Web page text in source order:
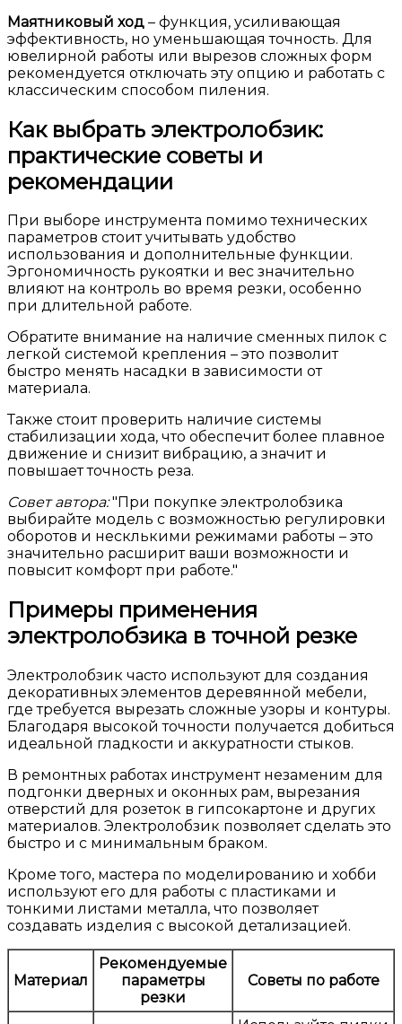
Маятниковый ход – функция, усиливающая
эффективность, но уменьшающая точность. Для
ювелирной работы или вырезов сложных форм
рекомендуется отключать эту опцию и работать с
классическим способом пиления.
Как выбрать электролобзик:
практические советы и
рекомендации
При выборе инструмента помимо технических
параметров стоит учитывать удобство
использования и дополнительные функции.
Эргономичность рукоятки и вес значительно
влияют на контроль во время резки, особенно
при длительной работе.
Обратите внимание на наличие сменных пилок с
легкой системой крепления – это позволит
быстро менять насадки в зависимости от
материала.
Также стоит проверить наличие системы
стабилизации хода, что обеспечит более плавное
движение и снизит вибрацию, а значит и
повышает точность реза.
Совет автора:
При покупке электролобзика
выбирайте модель с возможностью регулировки
оборотов и несклькими режимами работы – это
значительно расширит ваши возможности и
повысит комфорт при работе.
Примеры применения
электролобзика в точной резке
Электролобзик часто используют для создания
декоративных элементов деревянной мебели,
где требуется вырезать сложные узоры и контуры.
Благодаря высокой точности получается добиться
идеальной гладкости и аккуратности стыков.
В ремонтных работах инструмент незаменим для
подгонки дверных и оконных рам, вырезания
отверстий для розеток в гипсокартоне и других
материалов. Электролобзик позволяет сделать это
быстро и с минимальным браком.
Кроме того, мастера по моделированию и хобби
используют его для работы с пластиками и
тонкими листами металла, что позволяет
создавать изделия с высокой детализацией.
Материал
Рекомендуемые
параметры
резки
Советы по работе